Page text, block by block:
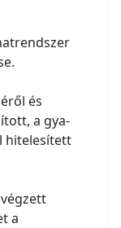
és
a gya-
hitelesített
a